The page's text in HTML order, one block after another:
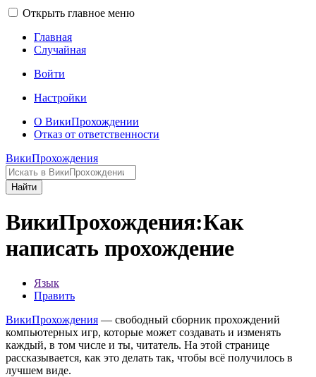
Открыть главное меню
Главная
Случайная
Войти
Настройки
О ВикиПрохождении
Отказ от ответственности
ВикиПрохождения
Найти
ВикиПрохождения:Как
написать прохождение
Язык
Править
ВикиПрохождения — свободный сборник прохождений
компьютерных игр, которые может создавать и изменять
каждый, в том числе и ты, читатель. На этой странице
рассказывается, как это делать так, чтобы всё получилось в
лучшем виде.